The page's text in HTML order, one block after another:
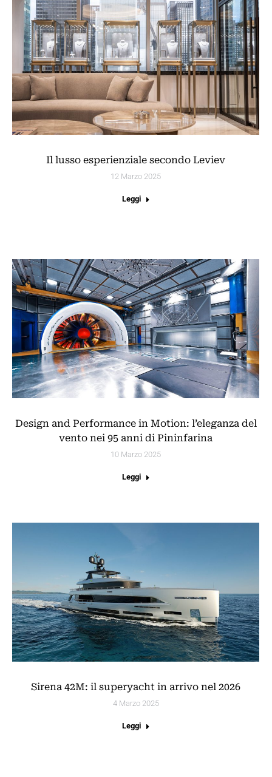
Il lusso esperienziale secondo Leviev
12 Marzo 2025
Leggi
Design and Performance in Motion: l’eleganza del
vento nei 95 anni di Pininfarina
10 Marzo 2025
Leggi
Sirena 42M: il superyacht in arrivo nel 2026
4 Marzo 2025
Leggi